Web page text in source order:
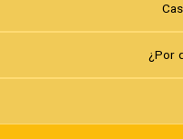
¿Por